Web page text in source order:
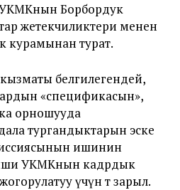
Борбордук
жетекчиликтери менен
турат.
белгилегендей,
«спецификасын»,
орношууда
тургандыктарын эске
ишинин
УКМКнын кадрдык
үчүн өтө зарыл.